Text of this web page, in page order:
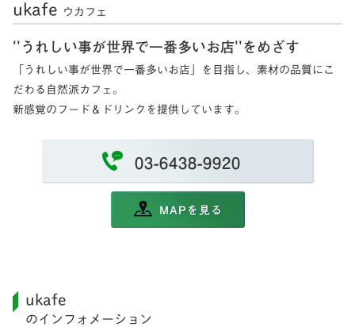
ukafe ウカフェ
''うれしい事が世界で一番多いお店''をめざす
「うれしい事が世界で一番多いお店」を目指し、素材の品質にこ
だわる自然派カフェ。
新感覚のフード＆ドリンクを提供しています。
03-6438-9920
MAPを見る
ukafe
のインフォメーション